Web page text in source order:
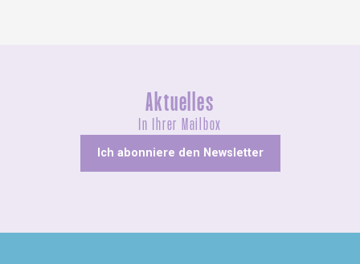
Aktuelles
In Ihrer Mailbox
Ich abonniere den Newsletter